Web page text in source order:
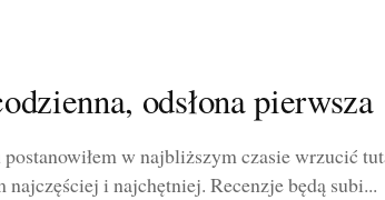
odsłona pierwsza
postanowiłem w najbliższym czasie wrzucić
i najchętniej. Recenzje będą subi...